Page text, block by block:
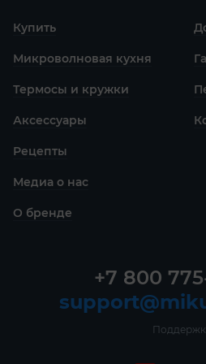
Купить
Микроволновая кухня
Термосы и кружки
Аксессуары
Рецепты
Медиа о нас
О бренде
+7 800